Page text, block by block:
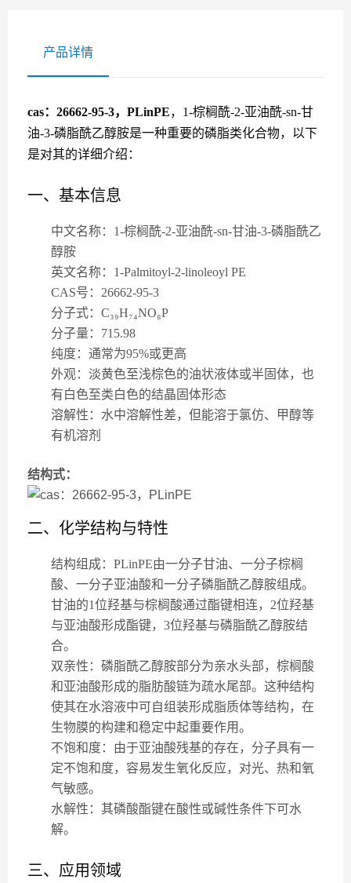
产品详情
cas：26662-95-3，PLinPE，1-棕榈酰-2-亚油酰-sn-甘
油-3-磷脂酰乙醇胺是一种重要的磷脂类化合物，以下
是对其的详细介绍：
一、基本信息
中文名称 ：1-棕榈酰-2-亚油酰-sn-甘油-3-磷脂酰乙
醇胺
英文名称 ：1-Palmitoyl-2-linoleoyl PE
CAS号 ：26662-95-3
分子式：C₃₉H₇₄NO₈P
分子量 ：715.98
纯度：通常为95%或更高
外观：淡黄色至浅棕色的油状液体或半固体，也
有白色至类白色的结晶固体形态
溶解性 ：水中溶解性差，但能溶于氯仿、甲醇等
有机溶剂
结构式：
二、化学结构与特性
结构组成：PLinPE由一分子甘油、一分子棕榈
酸、一分子亚油酸和一分子磷脂酰乙醇胺组成。
甘油的1位羟基与棕榈酸通过酯键相连，2位羟基
与亚油酸形成酯键，3位羟基与磷脂酰乙醇胺结
合。
双亲性 ：磷脂酰乙醇胺部分为亲水头部，棕榈酸
和亚油酸形成的脂肪酸链为疏水尾部。这种结构
使其在水溶液中可自组装形成脂质体等结构，在
生物膜的构建和稳定中起重要作用。
不饱和度：由于亚油酸残基的存在，分子具有一
定不饱和度，容易发生氧化反应，对光、热和氧
气敏感。
水解性 ：其磷酸酯键在酸性或碱性条件下可水
解。
三、应用领域